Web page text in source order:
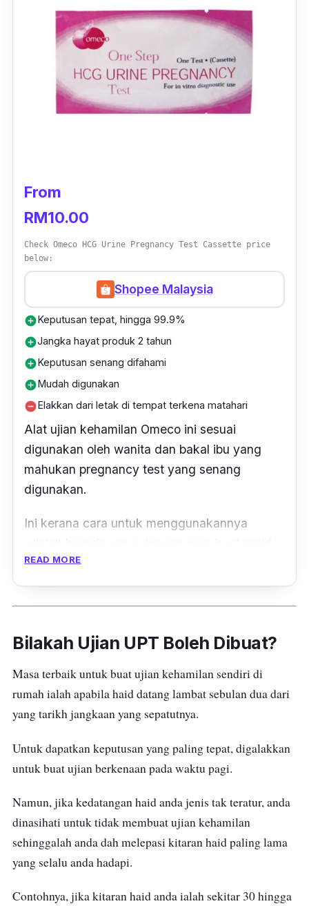
From
RM10.00
Check Omeco HCG Urine Pregnancy Test Cassette price
below:
Shopee Malaysia
add_circleKeputusan tepat, hingga 99.9%
add_circleJangka hayat produk 2 tahun
add_circleKeputusan senang difahami
add_circleMudah digunakan
remove_circleElakkan dari letak di tempat terkena matahari
Alat ujian kehamilan Omeco ini sesuai
digunakan oleh wanita dan bakal ibu yang
mahukan pregnancy test yang senang
digunakan.
Ini kerana cara untuk menggunakannya
testCOVID-19.
titik air kencing ke alat ujiannya.
Keputusan akan keluar dalam masa 5 minit.
READ MORE
Bilakah Ujian UPT Boleh Dibuat?
Masa terbaik untuk buat ujian kehamilan sendiri di
rumah ialah apabila haid datang lambat sebulan dua dari
yang tarikh jangkaan yang sepatutnya.
Untuk dapatkan keputusan yang paling tepat, digalakkan
untuk buat ujian berkenaan pada waktu pagi.
Namun, jika kedatangan haid anda jenis tak teratur, anda
dinasihati untuk tidak membuat ujian kehamilan
sehinggalah anda dah melepasi kitaran haid paling lama
yang selalu anda hadapi.
Contohnya, jika kitaran haid anda ialah sekitar 30 hingga